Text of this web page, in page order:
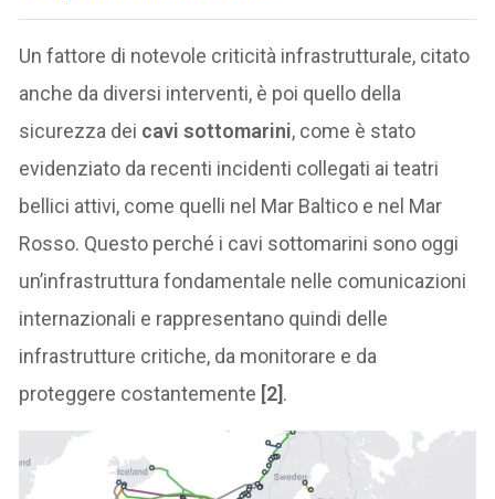
Un fattore di notevole criticità infrastrutturale, citato
anche da diversi interventi, è poi quello della
sicurezza dei cavi sottomarini, come è stato
evidenziato da recenti incidenti collegati ai teatri
bellici attivi, come quelli nel Mar Baltico e nel Mar
Rosso. Questo perché i cavi sottomarini sono oggi
un’infrastruttura fondamentale nelle comunicazioni
internazionali e rappresentano quindi delle
infrastrutture critiche, da monitorare e da
proteggere costantemente [2].